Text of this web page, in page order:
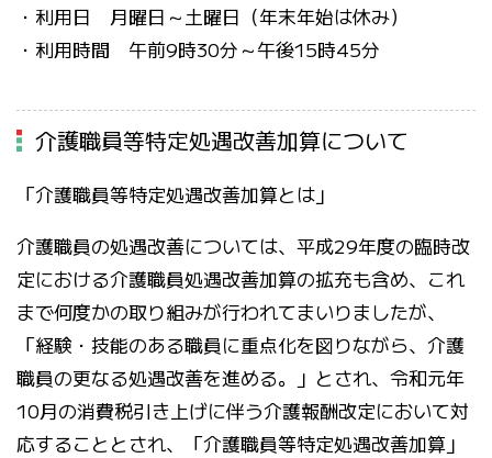
・利用日 月曜日～土曜日（年末年始は休み）
・利用時間 午前9時30分～午後15時45分
介護職員等特定処遇改善加算について
「介護職員等特定処遇改善加算とは」
介護職員の処遇改善については、平成29年度の臨時改
定における介護職員処遇改善加算の拡充も含め、これ
まで何度かの取り組みが行われてまいりましたが、
「経験・技能のある職員に重点化を図りながら、介護
職員の更なる処遇改善を進める。」とされ、令和元年
10月の消費税引き上げに伴う介護報酬改定において対
応することとされ、「介護職員等特定処遇改善加算」